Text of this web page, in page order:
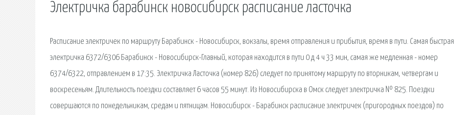
Электричка барабинск новосибирск расписание ласточка
Расписание электричек по маршруту Барабинск - Новосибирск, вокзалы, время отправления и прибытия, время в пути. Самая быстрая
электричка 6372/6306 Барабинск - Новосибирск-Главный, которая находится в пути 0 д 4 ч 33 мин, самая же медленная - номер
6374/6322, отправлением в 17:35. Электричка Ласточка (номер 826) следует по принятому маршруту по вторникам, четвергам и
воскресеньям. Длительность поездки составляет 6 часов 55 минут. Из Новосибирска в Омск следует электричка № 825. Поездки
совершаются по понедельникам, средам и пятницам. Новосибирск - Барабинск расписание электричек (пригородных поездов) по